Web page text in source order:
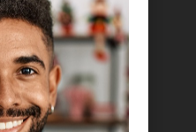
España a 4
Lebara a